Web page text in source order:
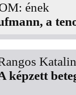
ének
a
Katalin
képzett